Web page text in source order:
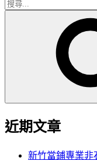
搜
近期文章
新竹當鋪專業非